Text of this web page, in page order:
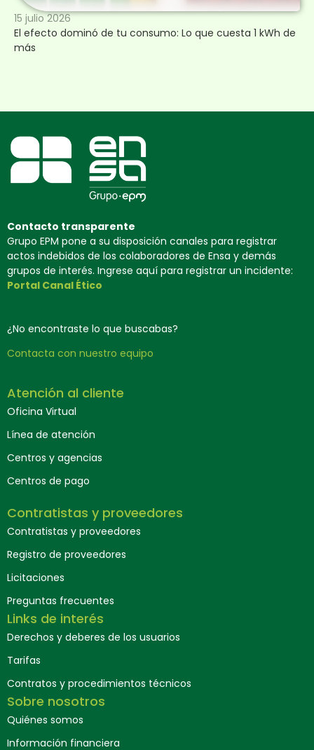
15 julio 2026
El efecto dominó de tu consumo: Lo que cuesta 1 kWh de
más
Contacto transparente
Grupo EPM pone a su disposición canales para registrar
actos indebidos de los colaboradores de Ensa y demás
grupos de interés. Ingrese aquí para registrar un incidente:
Portal Canal Ético
¿No encontraste lo que buscabas?
Contacta con nuestro equipo
Atención al cliente
Oficina Virtual
Línea de atención
Centros y agencias
Centros de pago
Contratistas y proveedores
Contratistas y proveedores
Registro de proveedores
Licitaciones
Preguntas frecuentes
Links de interés
Derechos y deberes de los usuarios
Tarifas
Contratos y procedimientos técnicos
Sobre nosotros
Quiénes somos
Información financiera